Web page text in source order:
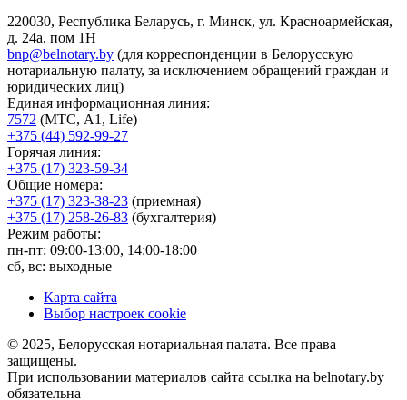
220030, Республика Беларусь, г. Минск, ул. Красноармейская,
д. 24а, пом 1Н
bnp@belnotary.by (для корреспонденции в Белорусскую
нотариальную палату, за исключением обращений граждан и
юридических лиц)
Единая информационная линия:
7572 (МТС, A1, Life)
+375 (44) 592-99-27
Горячая линия:
+375 (17) 323-59-34
Общие номера:
+375 (17) 323-38-23 (приемная)
+375 (17) 258-26-83 (бухгалтерия)
Режим работы:
пн-пт: 09:00-13:00, 14:00-18:00
сб, вс: выходные
Карта сайта
Выбор настроек cookie
© 2025, Белорусская нотариальная палата. Все права
защищены.
При использовании материалов сайта ссылка на belnotary.by
обязательна